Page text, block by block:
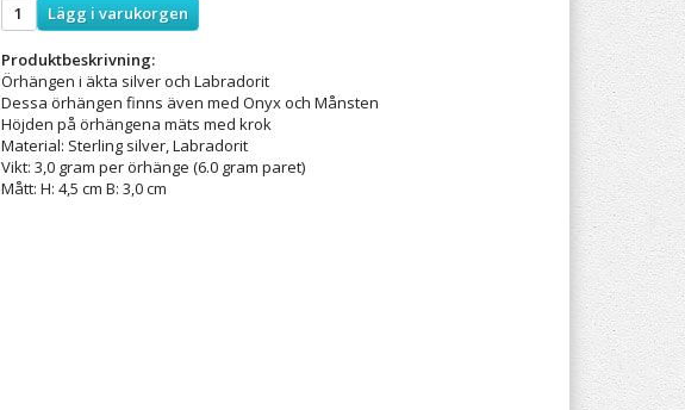
Lägg i varukorgen
Produktbeskrivning:
Örhängen i äkta silver och Labradorit
Dessa örhängen finns även med Onyx och Månsten
Höjden på örhängena mäts med krok
Material: Sterling silver, Labradorit
Vikt: 3,0 gram per örhänge (6.0 gram paret)
Mått: H: 4,5 cm B: 3,0 cm